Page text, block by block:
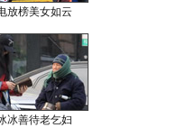
放榜美女如云
冰善待老乞妇